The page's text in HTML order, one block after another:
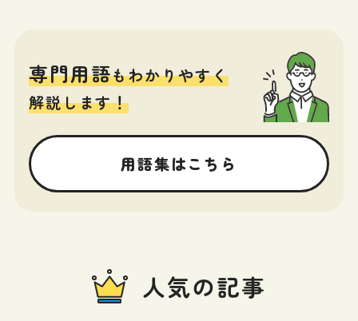
専門用語もわかりやすく
解説します！
用語集はこちら
人気の記事